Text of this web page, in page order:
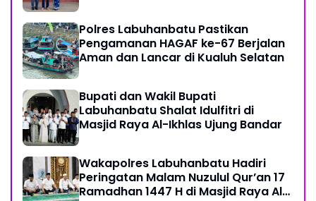
Polres Labuhanbatu Pastikan
Pengamanan HAGAF ke-67 Berjalan
Aman dan Lancar di Kualuh Selatan
Bupati dan Wakil Bupati
Labuhanbatu Shalat Idulfitri di
Masjid Raya Al-Ikhlas Ujung Bandar
Wakapolres Labuhanbatu Hadiri
Peringatan Malam Nuzulul Qur’an 17
Ramadhan 1447 H di Masjid Raya Al-